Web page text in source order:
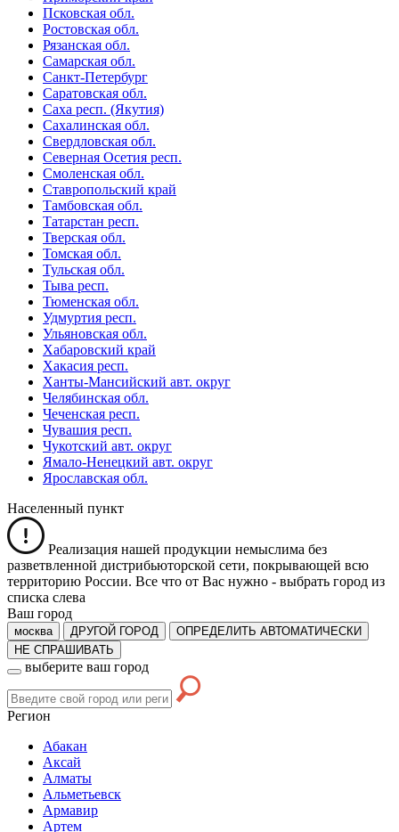
Псковская обл.
Ростовская обл.
Рязанская обл.
Самарская обл.
Санкт-Петербург
Саратовская обл.
Саха респ. (Якутия)
Сахалинская обл.
Свердловская обл.
Северная Осетия респ.
Смоленская обл.
Ставропольский край
Тамбовская обл.
Татарстан респ.
Тверская обл.
Томская обл.
Тульская обл.
Тыва респ.
Тюменская обл.
Удмуртия респ.
Ульяновская обл.
Хабаровский край
Хакасия респ.
Ханты-Мансийский авт. округ
Челябинская обл.
Чеченская респ.
Чувашия респ.
Чукотский авт. округ
Ямало-Ненецкий авт. округ
Ярославская обл.
Населенный пункт
Реализация нашей продукции немыслима без
разветвленной дистрибьюторской сети, покрывающей всю
территорию России. Все что от Вас нужно - выбрать город из
списка слева
Ваш город
москва ДРУГОЙ ГОРОД
ОПРЕДЕЛИТЬ АВТОМАТИЧЕСКИ
НЕ СПРАШИВАТЬ
выберите ваш город
Регион
Абакан
Аксай
Алматы
Альметьевск
Армавир
Артем